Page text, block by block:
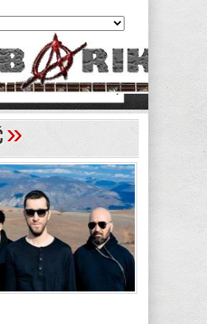
»